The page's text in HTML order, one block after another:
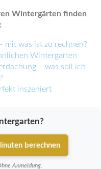
Wintergärten finden
mit was ist zu rechnen?
Wintergarten
– was soll ich
inszeniert
berechnen
Anmeldung.